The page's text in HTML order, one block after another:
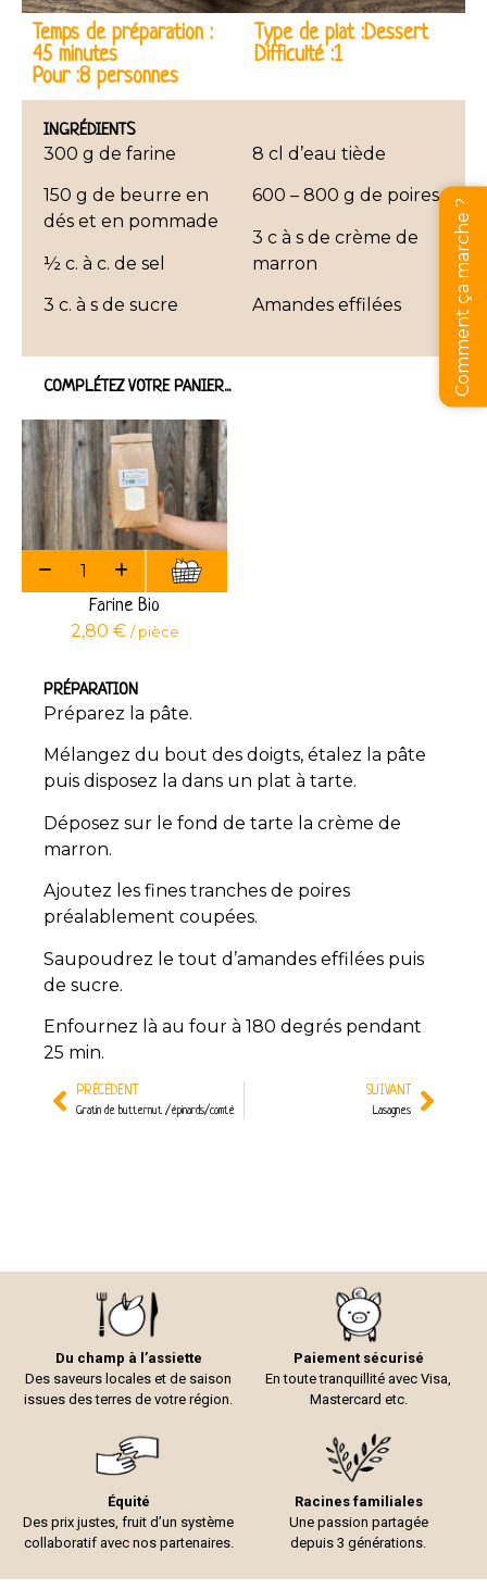
Temps de préparation :
45 minutes
Pour :8 personnes
Type de plat :Dessert
Difficulté :1
INGRÉDIENTS
300 g de farine
150 g de beurre en
dés et en pommade
½ c. à c. de sel
3 c. à s de sucre
8 cl d’eau tiède
600 – 800 g de poires
3 c à s de crème de
marron
Amandes effilées
COMPLÉTEZ VOTRE PANIER...
Farine Bio
2,80 € / pièce
PRÉPARATION
Préparez la pâte.
Mélangez du bout des doigts, étalez la pâte
puis disposez la dans un plat à tarte.
Déposez sur le fond de tarte la crème de
marron.
Ajoutez les fines tranches de poires
préalablement coupées.
Saupoudrez le tout d’amandes effilées puis
de sucre.
Enfournez là au four à 180 degrés pendant
25 min.
PRÉCÉDENT
Gratin de butternut /épinards/comté
SUIVANT
Lasagnes
Du champ à l’assiette
Des saveurs locales et de saison
issues des terres de votre région.
Paiement sécurisé
En toute tranquillité avec Visa,
Mastercard etc.
Équité
Des prix justes, fruit d’un système
collaboratif avec nos partenaires.
Racines familiales
Une passion partagée
depuis 3 générations.
Comment ça marche ?